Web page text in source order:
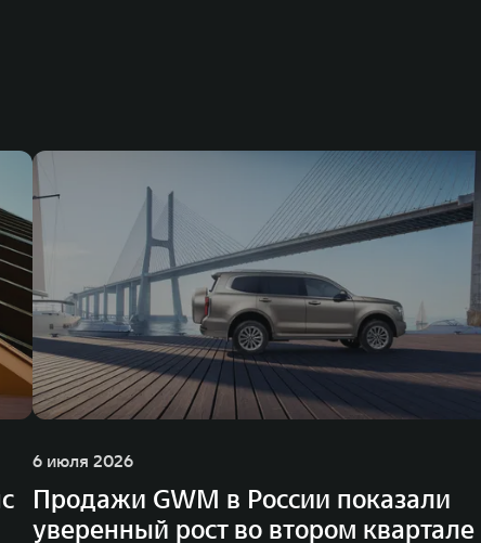
6 июля 2026
Продажи GWM в России показали
уверенный рост во втором квартале